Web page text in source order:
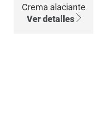
Crema alaciante
Ver detalles